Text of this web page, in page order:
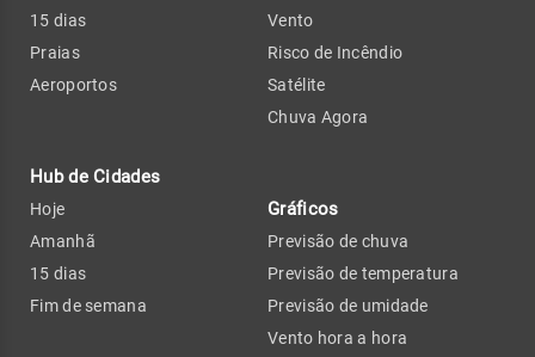
15 dias
Praias
Aeroportos
Hub de Cidades
Hoje
Amanhã
15 dias
Fim de semana
Vento
Risco de Incêndio
Satélite
Chuva Agora
Gráficos
Previsão de chuva
Previsão de temperatura
Previsão de umidade
Vento hora a hora